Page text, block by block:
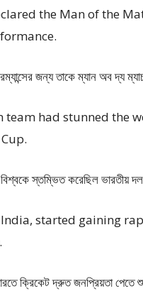
the Man of the
জন্য তাকে ম্যান অব দ্য
team had stunned the
স্তম্ভিত করেছিল ভারতীয়
India, started gaining
ক্রিকেট দ্রুত জনপ্রিয়তা পেতে